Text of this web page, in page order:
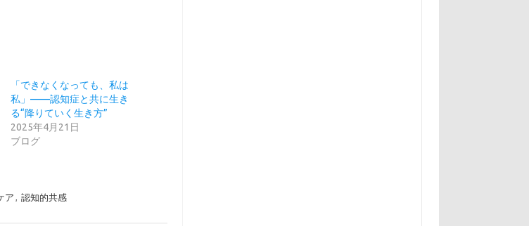
「できなくなっても、私は
私」——認知症と共に生き
る“降りていく生き方”
2025年4月21日
ブログ
ア , 認知的共感